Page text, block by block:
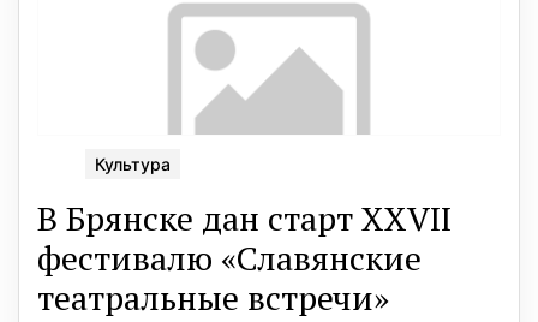
Культура
В Брянске дан старт XXVII
фестивалю «Славянские
театральные встречи»